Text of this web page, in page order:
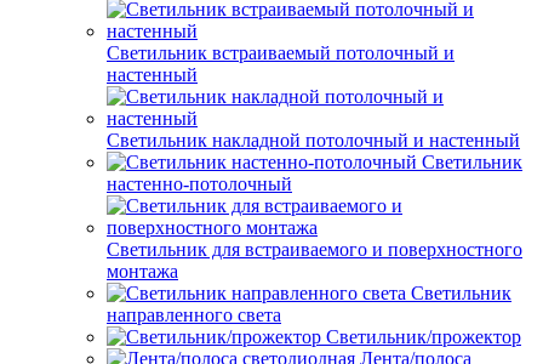
Светильник встраиваемый потолочный и
настенный
Светильник накладной потолочный и настенный
Светильник
настенно-потолочный
Светильник для встраиваемого и поверхностного
монтажа
Светильник
направленного света
Светильник/прожектор
Лента/полоса